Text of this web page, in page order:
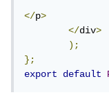
</p>
</div>
);
};
export
default